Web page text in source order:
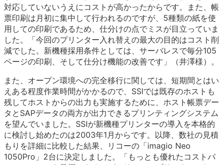
対応していないうえにコストが高かったからです。また、帳
票印刷は月初に集中して行われるのですが、5種類の紙を使
用しての印刷であるため、仕分けの点でミスが目立っていま
した。「今回のプリンター入れ替えの最大の目的はコスト削
減でした。新機種採用条件としては、サーバレスで毎分105
ページの印刷、そして仕分け機能の改善です」（井澤様）。
また、オープン環境への完全移行に関しては、短期間とはい
えある程度作業時間がかかるので、SSIでは既存のホストも
残してホストからの出力も実施するために、ホスト帳票デー
タとSAPデータの両方が出力できるプリンティングシステム
を望んでいました。SSIが新機種プリンターの導入を本格的
に検討し始めたのは2003年1月からです。以降、数社の見積
もりを詳細に比較した結果、リコーの「imagio Neo
1050Pro」2台に決定しました。「もっとも優れたコストパ